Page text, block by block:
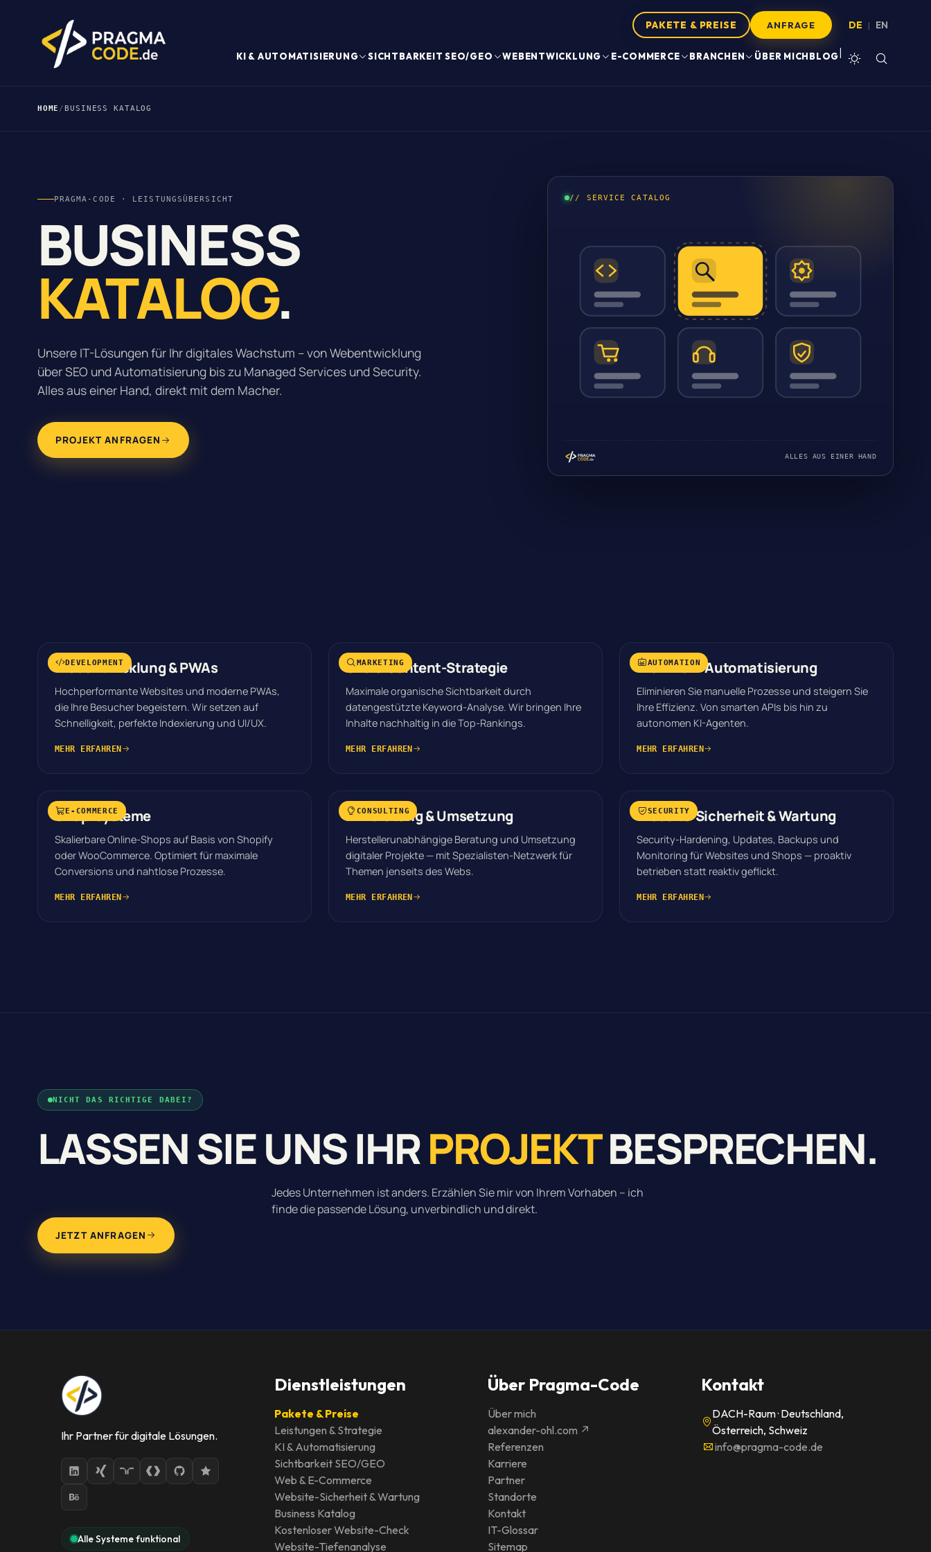
PAKETE & PREISE ANFRAGE DE | EN
KI & AUTOMATISIERUNG SICHTBARKEIT SEO/GEO WEBENTWICKLUNG E-COMMERCE BRANCHEN ÜBER MICHBLOG
HOME / BUSINESS KATALOG
PRAGMA-CODE · LEISTUNGSÜBERSICHT
BUSINESS
KATALOG.
Unsere IT-Lösungen für Ihr digitales Wachstum – von Webentwicklung
über SEO und Automatisierung bis zu Managed Services und Security.
Alles aus einer Hand, direkt mit dem Macher.
PROJEKT ANFRAGEN
// SERVICE CATALOG
ALLES AUS EINER HAND
DEVELOPMENT
Webentwicklung & PWAs
Hochperformante Websites und moderne PWAs,
die Ihre Besucher begeistern. Wir setzen auf
Schnelligkeit, perfekte Indexierung und UI/UX.
MEHR ERFAHREN
MARKETING
SEO & Content-Strategie
Maximale organische Sichtbarkeit durch
datengestützte Keyword-Analyse. Wir bringen Ihre
Inhalte nachhaltig in die Top-Rankings.
MEHR ERFAHREN
AUTOMATION
Workflow-Automatisierung
Eliminieren Sie manuelle Prozesse und steigern Sie
Ihre Effizienz. Von smarten APIs bis hin zu
autonomen KI-Agenten.
MEHR ERFAHREN
E-COMMERCE
Shop-Systeme
Skalierbare Online-Shops auf Basis von Shopify
oder WooCommerce. Optimiert für maximale
Conversions und nahtlose Prozesse.
MEHR ERFAHREN
CONSULTING
IT-Beratung & Umsetzung
Herstellerunabhängige Beratung und Umsetzung
digitaler Projekte — mit Spezialisten-Netzwerk für
Themen jenseits des Webs.
MEHR ERFAHREN
SECURITY
Website-Sicherheit & Wartung
Security-Hardening, Updates, Backups und
Monitoring für Websites und Shops — proaktiv
betrieben statt reaktiv geflickt.
MEHR ERFAHREN
NICHT DAS RICHTIGE DABEI?
LASSEN SIE UNS IHRPROJEKTBESPRECHEN.
Jedes Unternehmen ist anders. Erzählen Sie mir von Ihrem Vorhaben – ich
finde die passende Lösung, unverbindlich und direkt.
JETZT ANFRAGEN
Ihr Partner für digitale Lösungen.
Alle Systeme funktional
Dienstleistungen
Pakete & Preise
Leistungen & Strategie
KI & Automatisierung
Sichtbarkeit SEO/GEO
Web & E-Commerce
Website-Sicherheit & Wartung
Business Katalog
Kostenloser Website-Check
Website-Tiefenanalyse
Über Pragma-Code
Über mich
alexander-ohl.com ↗
Referenzen
Karriere
Partner
Standorte
Kontakt
IT-Glossar
Sitemap
Kontakt
DACH-Raum · Deutschland,
Österreich, Schweiz
info@pragma-code.de